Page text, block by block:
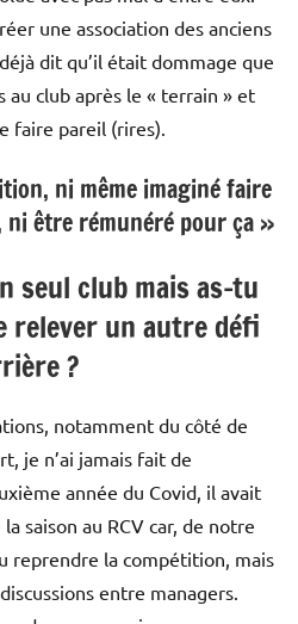
une association des anciens
dit qu’il était dommage que
au club après le « terrain » et
faire pareil (rires).
ni même imaginé faire
être rémunéré pour ça »
seul club mais as-tu
relever un autre défi
?
notamment du côté de
je n’ai jamais fait de
année du Covid, il avait
saison au RCV car, de notre
reprendre la compétition, mais
entre managers.